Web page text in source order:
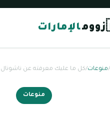
زوومالإمارات
/منوعات/كل ما عليك معرفته عن ناشونال
منوعات